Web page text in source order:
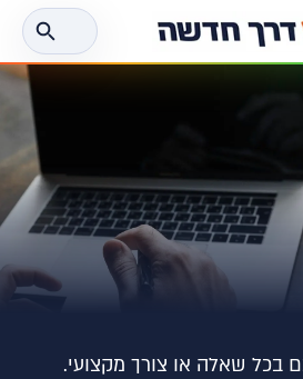
חפש
את:
בכל שאלה או צורך מקצועי.